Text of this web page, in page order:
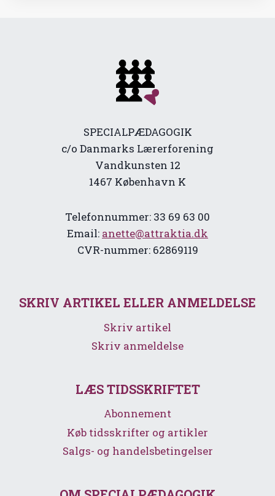
SPECIALPÆDAGOGIK
c/o Danmarks Lærerforening
Vandkunsten 12
1467 København K
Telefonnummer: 33 69 63 00
Email: anette@attraktia.dk
CVR-nummer: 62869119
SKRIV ARTIKEL ELLER ANMELDELSE
Skriv artikel
Skriv anmeldelse
LÆS TIDSSKRIFTET
Abonnement
Køb tidsskrifter og artikler
Salgs- og handelsbetingelser